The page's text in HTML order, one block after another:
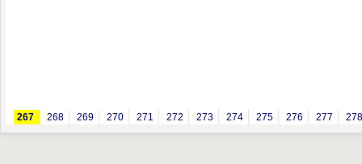
267 268 269 270 271 272 273 274 275 276 277 278